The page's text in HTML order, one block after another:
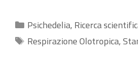
Categorie
Psichedelia, Ricerca
Tag
Respirazione Olotropica,